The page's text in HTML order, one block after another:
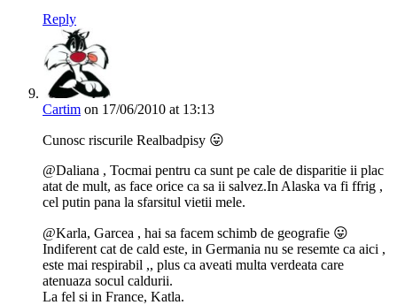
Reply
Cartim on 17/06/2010 at 13:13
Cunosc riscurile Realbadpisy 😛
@Daliana , Tocmai pentru ca sunt pe cale de disparitie ii plac
atat de mult, as face orice ca sa ii salvez.In Alaska va fi ffrig ,
cel putin pana la sfarsitul vietii mele.
@Karla, Garcea , hai sa facem schimb de geografie 😛
Indiferent cat de cald este, in Germania nu se resemte ca aici ,
este mai respirabil ,, plus ca aveati multa verdeata care
atenuaza socul caldurii.
La fel si in France, Katla.